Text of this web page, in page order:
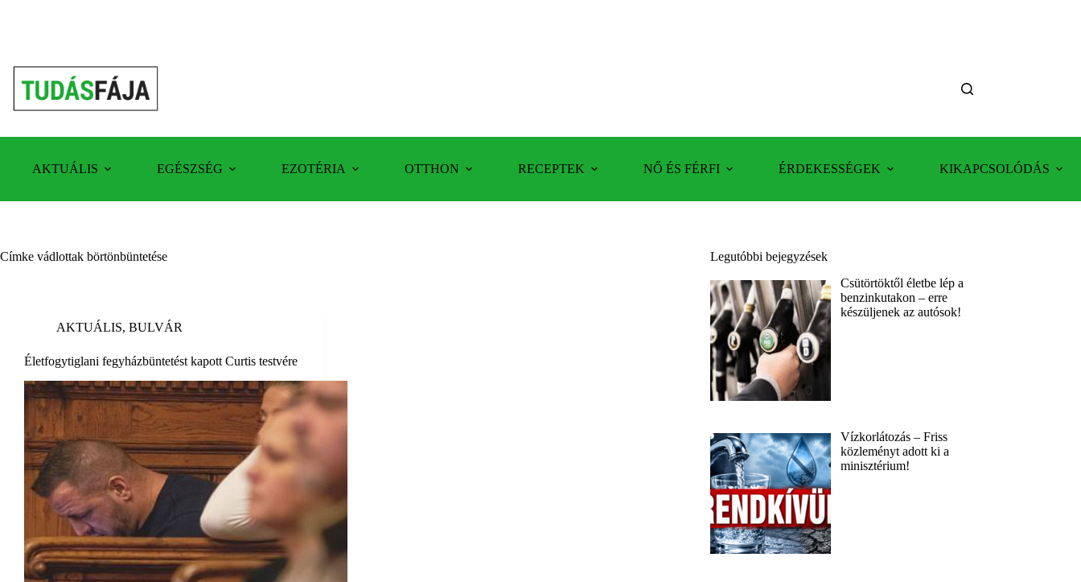
AKTUÁLIS EGÉSZSÉG EZOTÉRIA OTTHON RECEPTEK NŐ ÉS FÉRFI ÉRDEKESSÉGEK KIKAPCSOLÓDÁS
Címke vádlottak börtönbüntetése
AKTUÁLIS, BULVÁR
Életfogytiglani fegyházbüntetést kapott Curtis testvére
Legutóbbi bejegyzések
Csütörtöktől életbe lép a
benzinkutakon – erre
készüljenek az autósok!
Vízkorlátozás – Friss
közleményt adott ki a
minisztérium!